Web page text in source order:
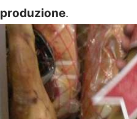
produzione.